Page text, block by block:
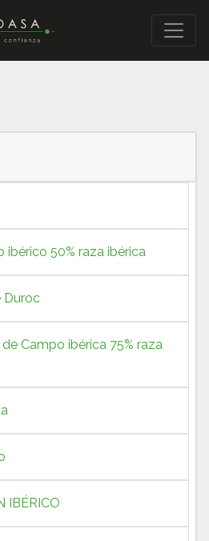
ibérico 50% raza ibérica
Duroc
Campo ibérica 75% raza
IBÉRICO